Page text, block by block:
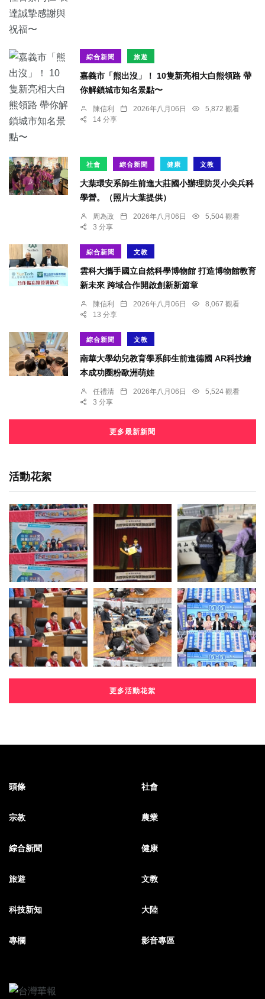
綜合新聞 旅遊
嘉義市「熊出沒」！ 10隻新亮相大白熊領路 帶
你解鎖城市知名景點〜
陳信利 2026年八月06日
5,872 觀看
14 分享
社會 綜合新聞 健康 文教
大葉環安系師生前進大莊國小辦理防災小尖兵科
學營。（照片大葉提供）
周為政 2026年八月06日
5,504 觀看
3 分享
綜合新聞 文教
雲科大攜手國立自然科學博物館 打造博物館教育
新未來 跨域合作開啟創新新篇章
陳信利 2026年八月06日
8,067 觀看
13 分享
綜合新聞 文教
南華大學幼兒教育學系師生前進德國 AR科技繪
本成功圈粉歐洲萌娃
任禮清 2026年八月06日
5,524 觀看
3 分享
更多最新新聞
活動花絮
更多活動花絮
頭條 社會
宗教 農業
綜合新聞 健康
旅遊 文教
科技新知 大陸
專欄 影音專區